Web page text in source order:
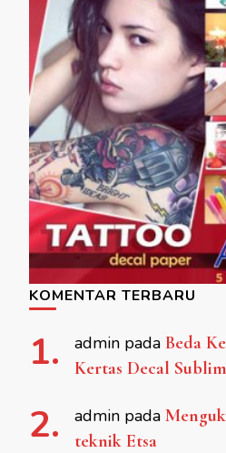
KOMENTAR TERBARU
admin pada Beda
Kertas Decal
admin pada
teknik Etsa